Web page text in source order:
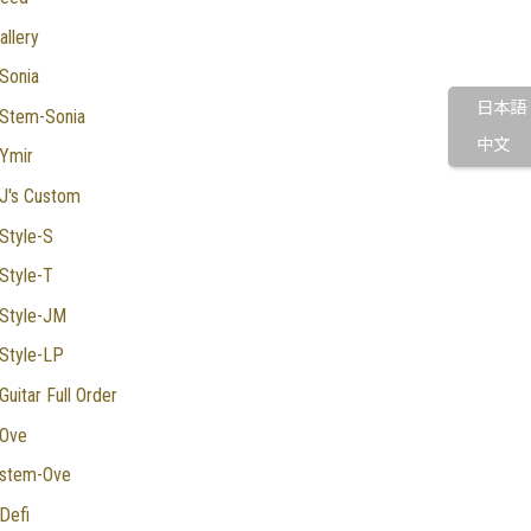
日本語
中文
Sonia
Custom
S
T
JM
LP
Full Order
Ove